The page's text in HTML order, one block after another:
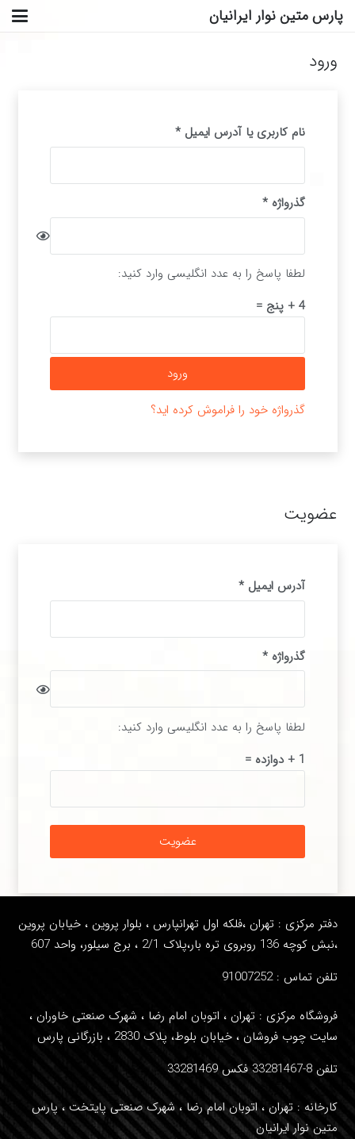
پارس متین نوار ایرانیان
ورود
نام کاربری یا آدرس ایمیل *الزامی
گذرواژه *الزامی
لطفا پاسخ را به عدد انگلیسی وارد کنید:
4 + پنج =
ورود
گذرواژه خود را فراموش کرده اید؟
عضویت
آدرس ایمیل *الزامی
گذرواژه *الزامی
لطفا پاسخ را به عدد انگلیسی وارد کنید:
1 + دوازده =
عضویت
دفتر مرکزی : تهران ،فلکه اول تهرانپارس ، بلوار پروین ، خیابان پروین
،نبش کوچه 136 روبروی تره بار،پلاک 2/1 ، برج سیلور، واحد 607
تلفن تماس : 91007252
فروشگاه مرکزی : تهران ، اتوبان امام رضا ، شهرک صنعتی خاوران ،
سایت چوب فروشان ، خیابان بلوط، پلاک 2830 ، بازرگانی پارس
تلفن 8-33281467 فکس 33281469
کارخانه : تهران ، اتوبان امام رضا ، شهرک صنعتی پایتخت ، پارس
متین نوار ایرانیان